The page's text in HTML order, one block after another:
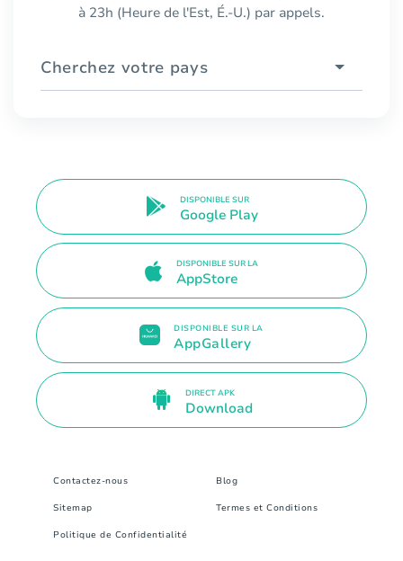
à 23h (Heure de l'Est, É.-U.) par appels.
Cherchez votre pays
DISPONIBLE SUR
Google Play
DISPONIBLE SUR LA
AppStore
DISPONIBLE SUR LA
AppGallery
DIRECT APK
Download
Contactez-nous Blog
Sitemap Termes et Conditions
Politique de Confidentialité